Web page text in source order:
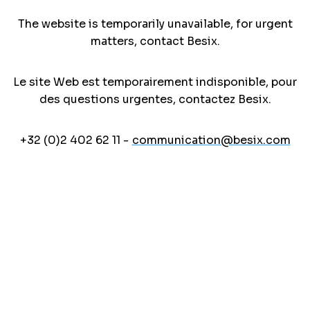
The website is temporarily unavailable, for urgent
matters, contact Besix.
Le site Web est temporairement indisponible, pour
des questions urgentes, contactez Besix.
+32 (0)2 402 62 11 - communication@besix.com